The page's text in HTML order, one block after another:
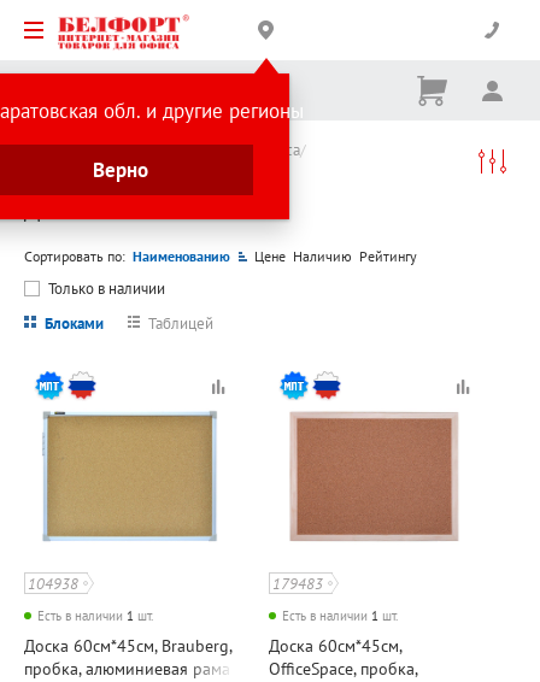
обл. и другие регионы
Верно
Корзина
Ничего
Каталог товаров Канцтовары для офиса
Доски и аксессуары
Сортировать по: Наименованию Цене Наличию Рейтингу
Только в наличии
Блоками
Таблицей
104938
Есть в наличии 1 шт.
Доска 60см*45см, Brauberg,
пробка, алюминиевая рама
179483
Есть в наличии 1 шт.
Доска 60см*45см,
OfficeSpace, пробка,